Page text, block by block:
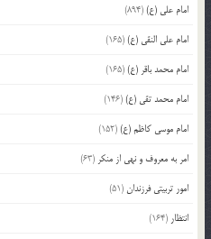
امام علی (ع)(894)
امام علی النقی (ع)(165)
امام محمد باقر (ع)(165)
امام محمد تقی (ع)(146)
امام موسی کاظم (ع)(152)
امر به معروف و نهی از منکر (63)
امور تربیتی فرزندان(51)
انتظار (164)